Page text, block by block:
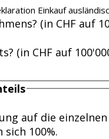
Einkauf
(in CHF auf
(in CHF auf
auf die
100%.